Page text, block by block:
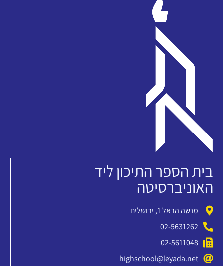
בית הספר התיכון ליד
האוניברסיטה
מנשה הראל 1, ירושלים
02-5631262
02-5611048
highschool@leyada.net